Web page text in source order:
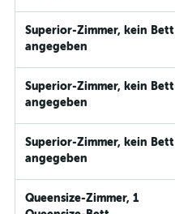
Superior-Zimmer, kein Bett
angegeben
Superior-Zimmer, kein Bett
angegeben
Superior-Zimmer, kein Bett
angegeben
Queensize-Zimmer, 1